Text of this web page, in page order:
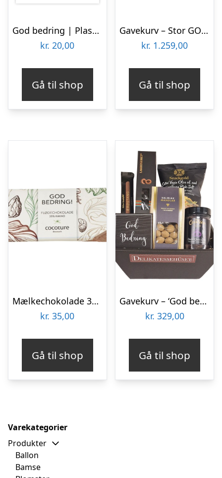
God bedring | Plaster
kr. 20,00
Gå til shop
Gavekurv – Stor GOD BEDRING gave med Amarone vin og danske delikatesser
kr. 1.259,00
Gå til shop
Mælkechokolade 35% kakao | God Bedring
kr. 35,00
Gå til shop
Gavekurv – ‘God bedring’ -kurv m. lækkerier
kr. 329,00
Gå til shop
Varekategorier
Produkter
Ballon
Bamse